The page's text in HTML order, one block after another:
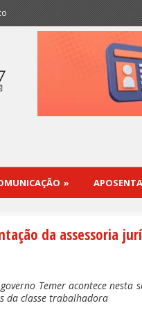
»
da assessoria
Temer acontece nesta
da classe trabalhadora